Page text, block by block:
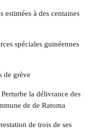
estimées à des centaines
spéciales guinéennes
de grève
la délivrance des
de de Ratoma
de trois de ses